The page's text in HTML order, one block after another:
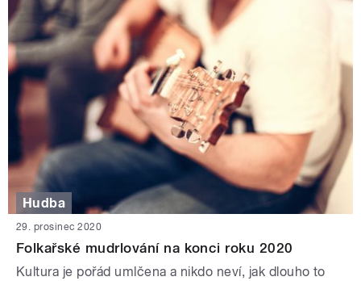
Hudba
29. prosinec 2020
Folkařské mudrlování na konci roku 2020
Kultura je pořád umlčena a nikdo neví, jak dlouho to